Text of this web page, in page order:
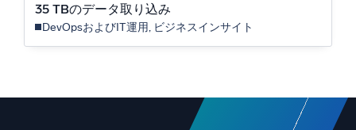
35 TBのデータ取り込み
DevOpsおよびIT運用, ビジネスインサイト